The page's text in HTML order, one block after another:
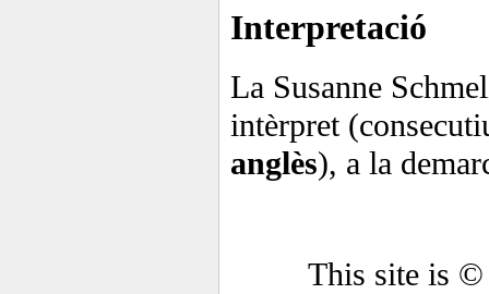
Interpretació
La Susanne
intèrpret
anglès), a la
This site is